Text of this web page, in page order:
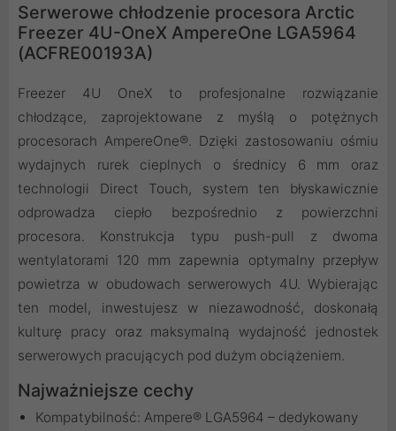
Serwerowe chłodzenie procesora Arctic
Freezer 4U-OneX AmpereOne LGA5964
(ACFRE00193A)
Freezer 4U OneX to profesjonalne rozwiązanie
chłodzące, zaprojektowane z myślą o potężnych
procesorach AmpereOne®. Dzięki zastosowaniu ośmiu
wydajnych rurek cieplnych o średnicy 6 mm oraz
technologii Direct Touch, system ten błyskawicznie
odprowadza ciepło bezpośrednio z powierzchni
procesora. Konstrukcja typu push-pull z dwoma
wentylatorami 120 mm zapewnia optymalny przepływ
powietrza w obudowach serwerowych 4U. Wybierając
ten model, inwestujesz w niezawodność, doskonałą
kulturę pracy oraz maksymalną wydajność jednostek
serwerowych pracujących pod dużym obciążeniem.
Najważniejsze cechy
Kompatybilność: Ampere® LGA5964 – dedykowany